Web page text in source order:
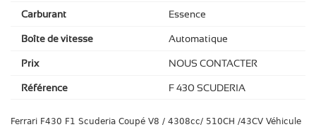
Carburant Essence
Boîte de vitesse Automatique
Prix NOUS CONTACTER
Référence F 430 SCUDERIA
Ferrari F430 F1 Scuderia Coupé V8 / 4308cc/ 510CH /43CV Véhicule